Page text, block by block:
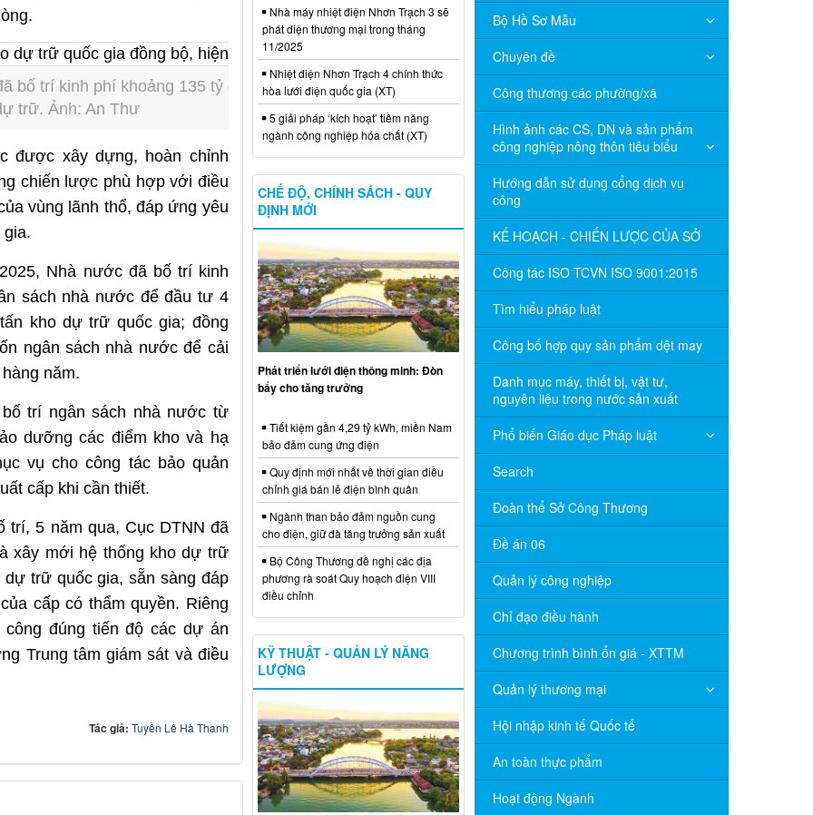
bố trí kinh phí khoảng 135 tỷ đồng để đầu tư 4 dự
trữ. Ảnh: An Thư
được xây dựng, hoàn chỉnh
chiến lược phù hợp với điều
vùng lãnh thổ, đáp ứng yêu
gia.
Nhà nước đã bố trí kinh
sách nhà nước để đầu tư 4
kho dự trữ quốc gia; đồng
ngân sách nhà nước để cải
năm.
trí ngân sách nhà nước từ
dưỡng các điểm kho và hạ
vụ cho công tác bảo quản
cấp khi cần thiết.
trí, 5 năm qua, Cục DTNN đã
xây mới hệ thống kho dự trữ
trữ quốc gia, sẵn sàng đáp
cấp có thẩm quyền. Riêng
đúng tiến độ các dự án
Trung tâm giám sát và điều
Tác giả: Tuyền Lê Hà Thanh
Bộ Hồ Sơ Mẫu
Chuyên đề
Công thương các phường/xã
Hình ảnh các CS, DN và sản phẩm
công nghiệp nông thôn tiêu biểu
Hướng dẫn sử dụng cổng dịch vụ
công
KẾ HOẠCH - CHIẾN LƯỢC CỦA SỞ
Công tác ISO TCVN ISO 9001:2015
Tìm hiểu pháp luật
Công bố hợp quy sản phẩm dệt may
Danh mục máy, thiết bị, vật tư,
nguyên liệu trong nước sản xuất
Phổ biến Giáo dục Pháp luật
Search
Đoàn thể Sở Công Thương
Đề án 06
Quản lý công nghiệp
Chỉ đạo điều hành
Chương trình bình ổn giá - XTTM
Quản lý thương mại
Hội nhập kinh tế Quốc tế
An toàn thực phẩm
Hoạt động Ngành
Nhà máy nhiệt điện Nhơn Trạch 3 sẽ
phát điện thương mại trong tháng
11/2025
Nhiệt điện Nhơn Trạch 4 chính thức
hòa lưới điện quốc gia (XT)
5 giải pháp ‘kích hoạt’ tiềm năng
ngành công nghiệp hóa chất (XT)
CHẾ ĐỘ, CHÍNH SÁCH - QUY
ĐỊNH MỚI
Phát triển lưới điện thông minh: Đòn
bẩy cho tăng trưởng
Tiết kiệm gần 4,29 tỷ kWh, miền Nam
bảo đảm cung ứng điện
Quy định mới nhất về thời gian điều
chỉnh giá bán lẻ điện bình quân
Ngành than bảo đảm nguồn cung
cho điện, giữ đà tăng trưởng sản xuất
Bộ Công Thương đề nghị các địa
phương rà soát Quy hoạch điện VIII
điều chỉnh
KỸ THUẬT - QUẢN LÝ NĂNG
LƯỢNG